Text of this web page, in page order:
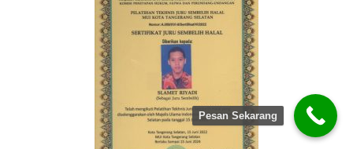
Pesan Sekarang